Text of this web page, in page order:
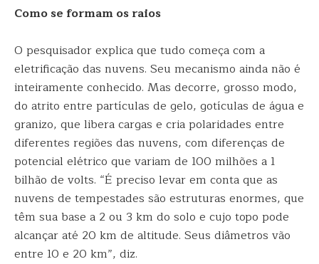
Como se formam os raios
O pesquisador explica que tudo começa com a
eletrificação das nuvens. Seu mecanismo ainda não é
inteiramente conhecido. Mas decorre, grosso modo,
do atrito entre partículas de gelo, gotículas de água e
granizo, que libera cargas e cria polaridades entre
diferentes regiões das nuvens, com diferenças de
potencial elétrico que variam de 100 milhões a 1
bilhão de volts. “É preciso levar em conta que as
nuvens de tempestades são estruturas enormes, que
têm sua base a 2 ou 3 km do solo e cujo topo pode
alcançar até 20 km de altitude. Seus diâmetros vão
entre 10 e 20 km”, diz.